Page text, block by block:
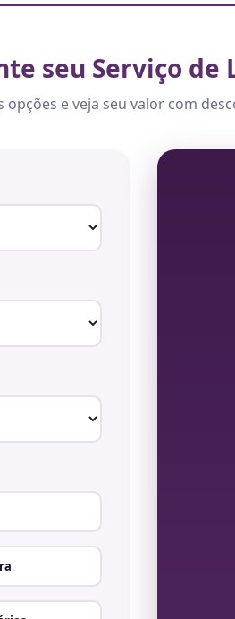
seu Serviço de
opções e veja seu valor com